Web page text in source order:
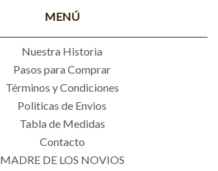
MENÚ
Nuestra Historia
Pasos para Comprar
Términos y Condiciones
Politicas de Envios
Tabla de Medidas
Contacto
MADRE DE LOS NOVIOS